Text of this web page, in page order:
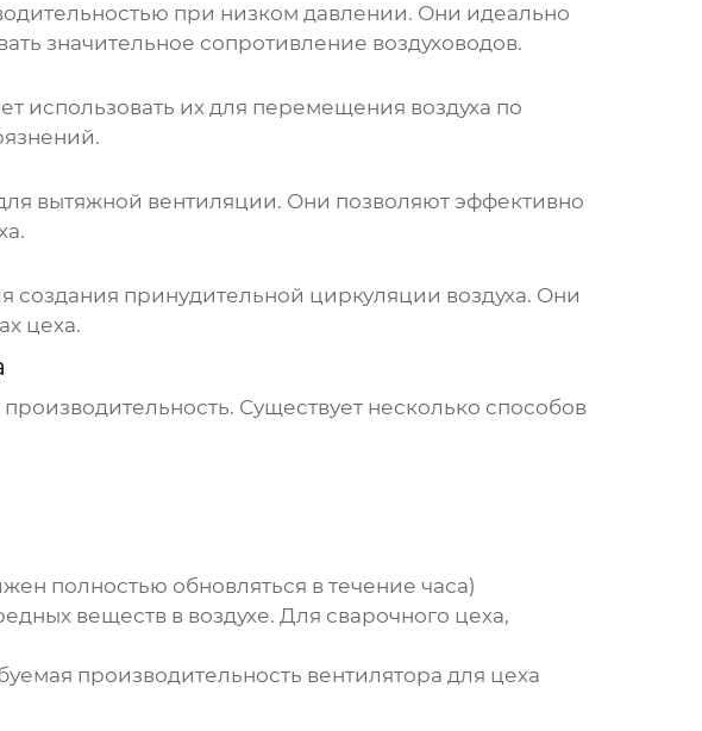
при низком давлении. Они идеально
значительное сопротивление воздуховодов.
использовать их для перемещения воздуха по
вытяжной вентиляции. Они позволяют эффективно
создания принудительной циркуляции воздуха. Они
цеха.
Существует несколько способов
полностью обновляться в течение часа)
веществ в воздухе. Для сварочного цеха,
производительность вентилятора для цеха